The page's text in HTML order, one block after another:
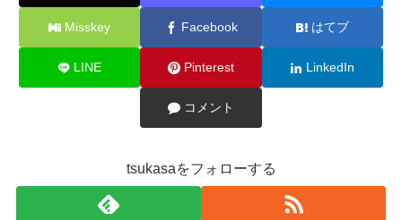
Misskey Facebook はてブ
LINE Pinterest LinkedIn
コメント
tsukasaをフォローする